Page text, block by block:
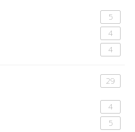
5
4
4
29
4
5